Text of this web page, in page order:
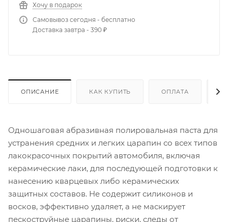
Хочу в подарок
Самовывоз сегодня - бесплатно
Доставка завтра - 390 ₽
ОПИСАНИЕ КАК КУПИТЬ ОПЛАТА
Одношаговая абразивная полировальная паста для
устранения средних и легких царапин со всех типов
лакокрасочных покрытий автомобиля, включая
керамические лаки, для последующей подготовки к
нанесению кварцевых либо керамических
защитных составов. Не содержит силиконов и
восков, эффективно удаляет, а не маскирует
пескоструйные царапины, риски, следы от